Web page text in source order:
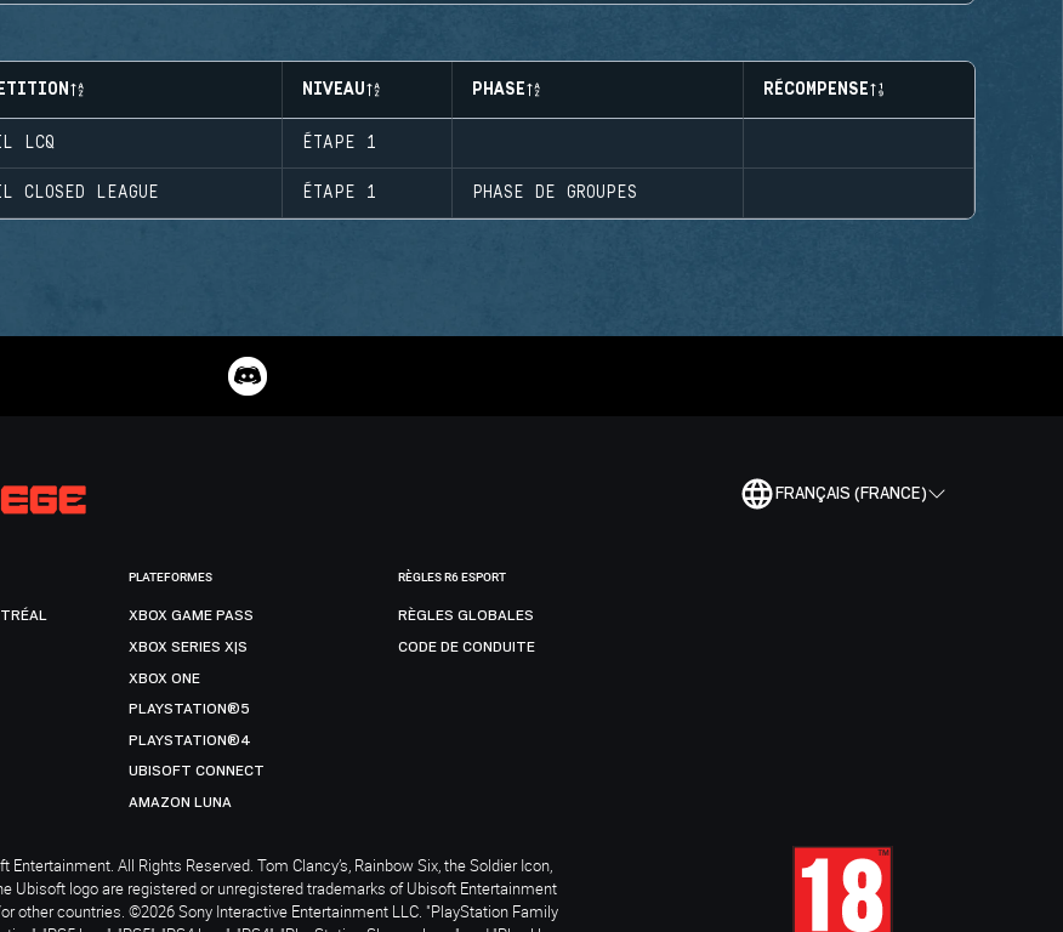
NIVEAU PHASE RÉCOMPENSE
LCQ ÉTAPE 1
CLOSED LEAGUE ÉTAPE 1 PHASE DE GROUPES
FRANÇAIS (FRANCE)
PLATEFORMES
XBOX GAME PASS
XBOX SERIES X|S
XBOX ONE
PLAYSTATION®5
PLAYSTATION®4
UBISOFT CONNECT
AMAZON LUNA
RÈGLES R6 ESPORT
RÈGLES GLOBALES
CODE DE CONDUITE
Entertainment. All Rights Reserved. Tom Clancy’s, Rainbow Six, the Soldier Icon,
Ubisoft logo are registered or unregistered trademarks of Ubisoft Entertainment
other countries. ©2026 Sony Interactive Entertainment LLC. "PlayStation Family